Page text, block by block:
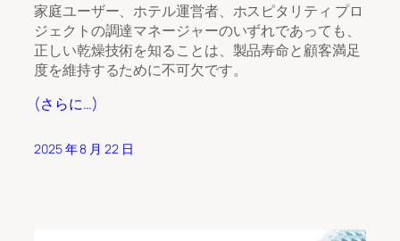
家庭ユーザー、ホテル運営者、ホスピタリティ プロ
ジェクトの調達マネージャーのいずれであっても、
正しい乾燥技術を知ることは、製品寿命と顧客満足
度を維持するために不可欠です。
(さらに…)
2025 年 8 月 22 日